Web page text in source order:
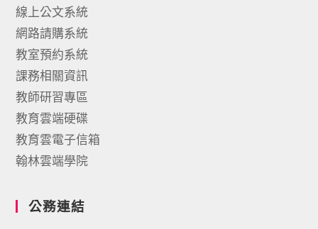
線上公文系統
網路請購系統
教室預約系統
課務相關資訊
教師研習專區
教育雲端硬碟
教育雲電子信箱
翰林雲端學院
公務連結